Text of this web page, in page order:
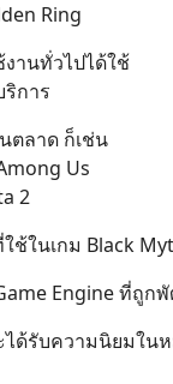
Ring
งานทั่วไปได้ใช้
การ
ตลาด ก็เช่น
Us
2
ช้ในเกม Black
Engine ที่ถู
ด้รับความนิยมใน